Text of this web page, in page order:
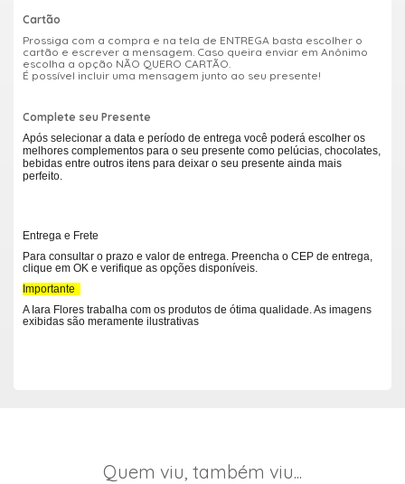
Cartão
Prossiga com a compra e na tela de ENTREGA basta escolher o
cartão e escrever a mensagem. Caso queira enviar em Anônimo
escolha a opção NÃO QUERO CARTÃO.
É possível incluir uma mensagem junto ao seu presente!
Complete seu Presente
Após selecionar a data e período de entrega você poderá escolher os
melhores complementos para o seu presente como pelúcias, chocolates,
bebidas entre outros itens para deixar o seu presente ainda mais
perfeito.
Entrega e Frete
Para consultar o prazo e valor de entrega. Preencha o CEP de entrega,
clique em OK e verifique as opções disponíveis.
Importante
A Iara Flores trabalha com os produtos de ótima qualidade. As imagens
exibidas são meramente ilustrativas
Quem viu, também viu...